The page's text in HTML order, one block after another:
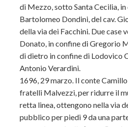
di Mezzo, sotto Santa Cecilia,
Bartolomeo Dondini, del cav.
della via dei Facchini. Due case
Donato, in confine di Gregorio
di dietro in confine di Lodovico
Antonio Verardini.
1696, 29 marzo. Il conte
fratelli Malvezzi, per ridurre il
retta linea, ottengono nella via
pubblico per piedi 9 da una